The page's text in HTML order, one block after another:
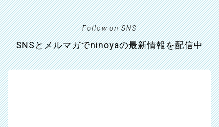
Follow on SNS
SNSとメルマガでninoyaの最新情報を配信中